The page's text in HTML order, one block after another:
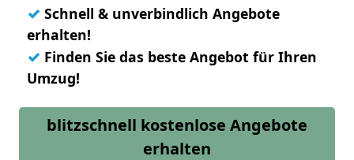
✓ Schnell & unverbindlich Angebote
erhalten!
✓ Finden Sie das beste Angebot für Ihren
Umzug!
blitzschnell kostenlose Angebote
erhalten